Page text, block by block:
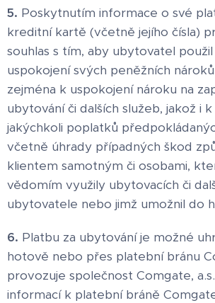
5. Poskytnutím informace o své
kreditní kartě (včetně jejího čísla)
souhlas s tím, aby ubytovatel
uspokojení svých peněžních
zejména k uspokojení nároku na
ubytování či dalších služeb, jakož i
jakýchkoli poplatků
včetně úhrady případných škod
klientem samotným či osobami,
vědomím využily ubytovacích či
ubytovatele nebo jimž umožnil do
6. Platbu za ubytování je možné
hotově nebo přes platební bránu
provozuje společnost Comgate, a.s.
informací k platební bráně